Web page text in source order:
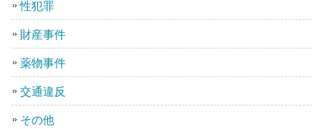
性犯罪
財産事件
薬物事件
交通違反
その他